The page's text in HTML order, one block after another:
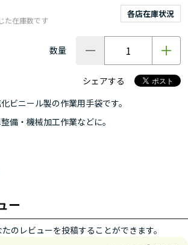
各店在庫状況
た在庫数です
数量
シェアする
ビニール製の作業用手袋です。
備・機械加工作業などに。
ー
のレビューを投稿することができます。